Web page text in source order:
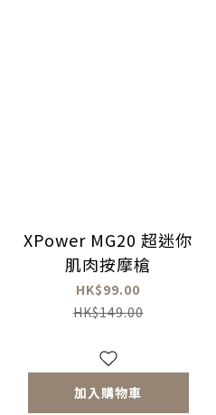
XPower MG20 超迷你
肌肉按摩槍
HK$99.00
HK$149.00
加入購物車